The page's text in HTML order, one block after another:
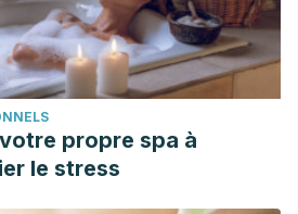
propre spa à
le stress